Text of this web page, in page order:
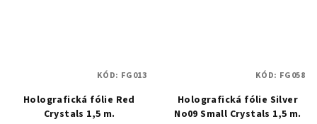
Holografická fólie Red
Crystals 1,5 m.
KÓD: FG013
Holografická fólie Silver
No09 Small Crystals 1,5 m.
KÓD: FG058